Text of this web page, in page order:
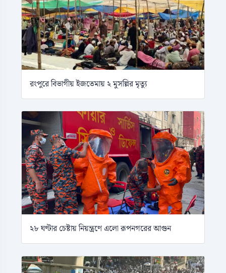
রংপুরে বিভাগীয় ইজতেমায় ২ মুসল্লির মৃত্যু
২৮ ঘণ্টার চেষ্টায় নিয়ন্ত্রণে এলো রূপনগরের আগুন